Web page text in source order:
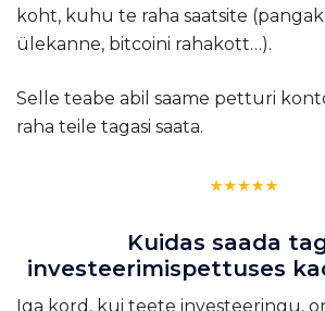
koht, kuhu te raha saatsite
ülekanne, bitcoini rahakott…).
Selle teabe abil saame petturi
raha teile tagasi saata.
Kuidas saada
investeerimispettuses
Iga kord, kui teete investeeringu,